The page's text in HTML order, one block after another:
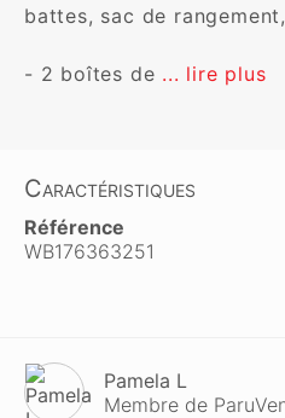
battes, sac de
- 2 boîtes de ... lire plus
Caractéristiques
Référence
WB176363251
Pamela L
Membre de